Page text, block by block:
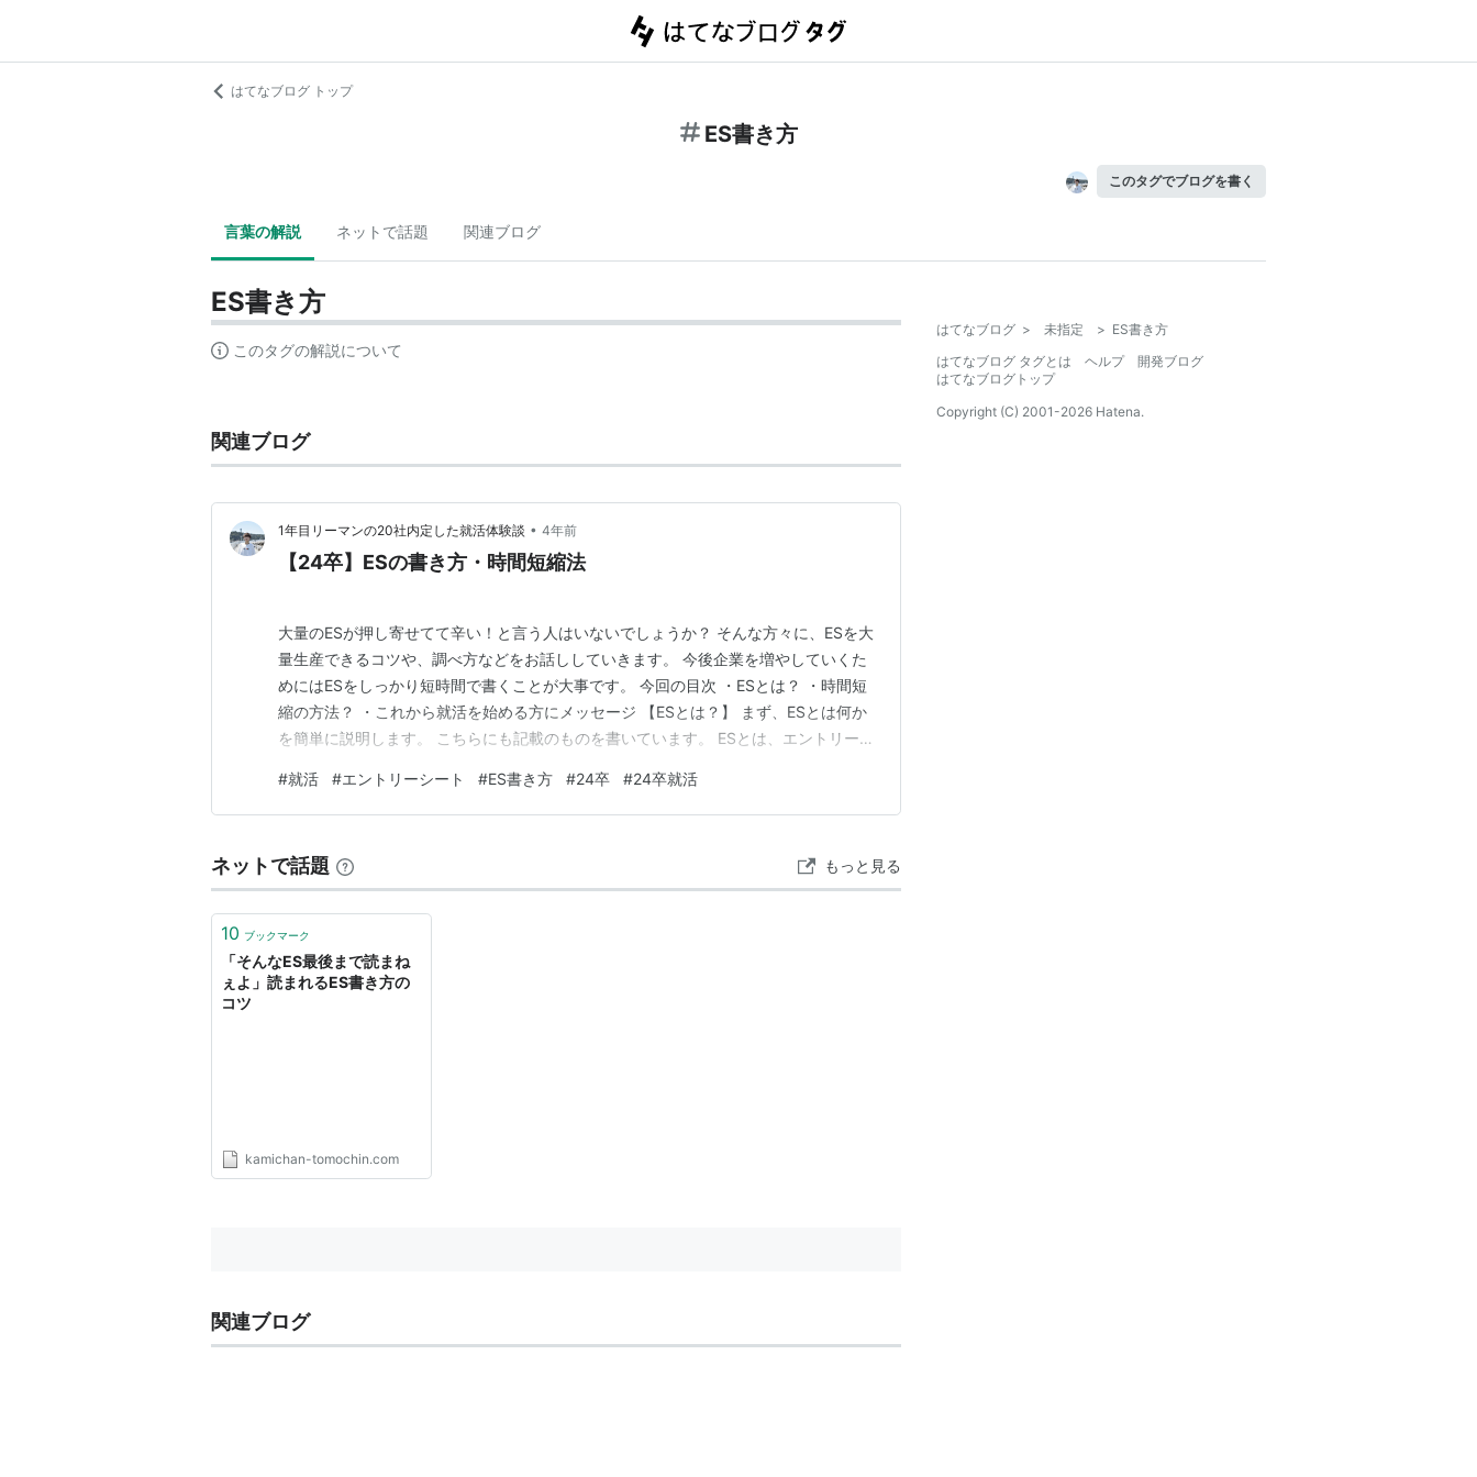
はてなブログ トップ
ES書き方
このタグでブログを書く
言葉の解説 ネットで話題 関連ブログ
ES書き方
このタグの解説について
関連ブログ
1年目リーマンの20社内定した就活体験談 • 4年前
【24卒】ESの書き方・時間短縮法
大量のESが押し寄せてて辛い！と言う人はいないでしょうか？ そんな方々に、ESを大
量生産できるコツや、調べ方などをお話ししていきます。 今後企業を増やしていくた
めにはESをしっかり短時間で書くことが大事です。 今回の目次 ・ESとは？ ・時間短
縮の方法？ ・これから就活を始める方にメッセージ 【ESとは？】 まず、ESとは何か
を簡単に説明します。 こちらにも記載のものを書いています。 ESとは、エントリーシ
スト（テストセンター）→面接(複数回)→インターンor内定 このような形で進む企業が
かなり多いです。 ＊企…
#就活 #エントリーシート #ES書き方 #24卒 #24卒就活
ネットで話題 もっと見る
10 ブックマーク
「そんなES最後まで読まね
ぇよ」読まれるES書き方の
コツ
kamichan-tomochin.com
関連ブログ
はてなブログ > 未指定 > ES書き方
はてなブログ タグとは
ヘルプ
開発ブログ
はてなブログトップ
Copyright (C) 2001-2026 Hatena.